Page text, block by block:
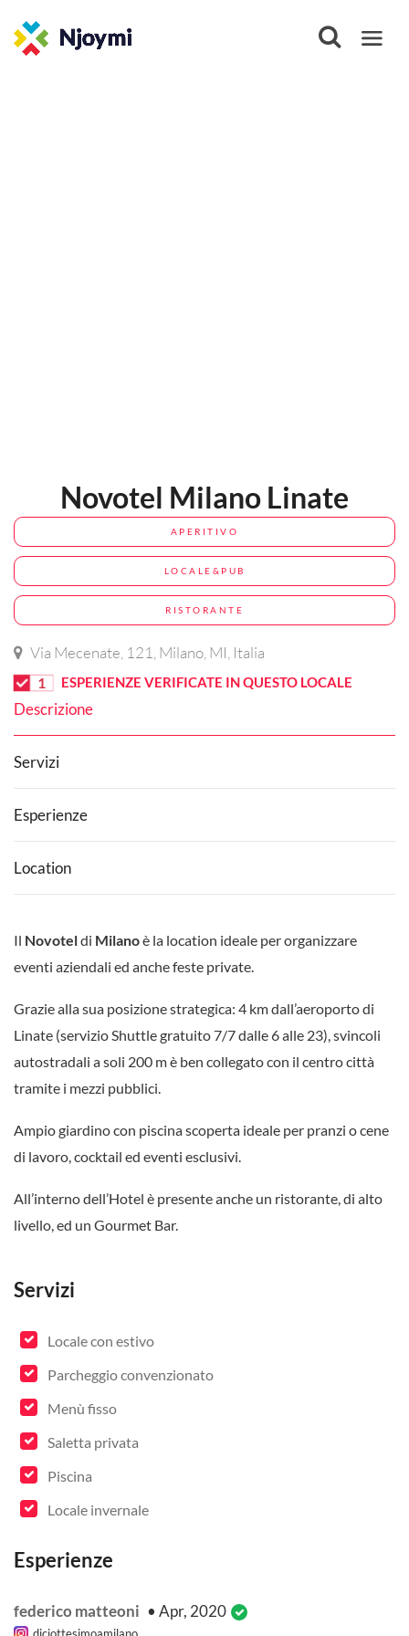
Novotel Milano Linate
APERITIVO
LOCALE&PUB
RISTORANTE
Via Mecenate, 121, Milano, MI, Italia
1 ESPERIENZE VERIFICATE IN QUESTO LOCALE
Descrizione
Servizi
Esperienze
Location
Il Novoteldi Milanoè la location ideale per organizzare
eventi aziendali ed anche feste private.
Grazie alla sua posizione strategica: 4 km dall’aeroporto di
Linate (servizio Shuttle gratuito 7/7 dalle 6 alle 23), svincoli
autostradali a soli 200 m è ben collegato con il centro città
tramite i mezzi pubblici.
Ampio giardino con piscina scoperta ideale per pranzi o cene
di lavoro, cocktail ed eventi esclusivi.
All’interno dell’Hotel è presente anche un ristorante, di alto
livello, ed un Gourmet Bar.
Servizi
Locale con estivo
Parcheggio convenzionato
Menù fisso
Saletta privata
Piscina
Locale invernale
Esperienze
federico matteoni • Apr, 2020